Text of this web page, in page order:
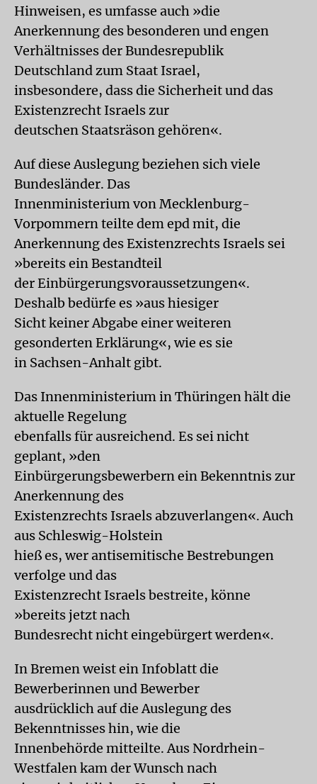
Hinweisen, es umfasse auch »die
Anerkennung des besonderen und engen
Verhältnisses der Bundesrepublik
Deutschland zum Staat Israel,
insbesondere, dass die Sicherheit und das
Existenzrecht Israels zur
deutschen Staatsräson gehören«.
Auf diese Auslegung beziehen sich viele
Bundesländer. Das
Innenministerium von Mecklenburg-
Vorpommern teilte dem epd mit, die
Anerkennung des Existenzrechts Israels sei
»bereits ein Bestandteil
der Einbürgerungsvoraussetzungen«.
Deshalb bedürfe es »aus hiesiger
Sicht keiner Abgabe einer weiteren
gesonderten Erklärung«, wie es sie
in Sachsen-Anhalt gibt.
Das Innenministerium in Thüringen hält die
aktuelle Regelung
ebenfalls für ausreichend. Es sei nicht
geplant, »den
Einbürgerungsbewerbern ein Bekenntnis zur
Anerkennung des
Existenzrechts Israels abzuverlangen«. Auch
aus Schleswig-Holstein
hieß es, wer antisemitische Bestrebungen
verfolge und das
Existenzrecht Israels bestreite, könne
»bereits jetzt nach
Bundesrecht nicht eingebürgert werden«.
In Bremen weist ein Infoblatt die
Bewerberinnen und Bewerber
ausdrücklich auf die Auslegung des
Bekenntnisses hin, wie die
Innenbehörde mitteilte. Aus Nordrhein-
Westfalen kam der Wunsch nach